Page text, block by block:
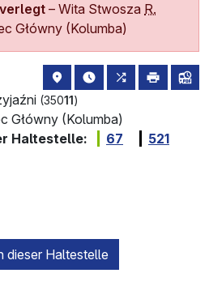
–Wita Stwosza R.
Główny (Kolumba)
(35011)
Haltestellenstandort auf
die nächsten
alle Linien,
drucken
Główny (Kolumba)
Haltestelle:
67 521
dieser Haltestelle